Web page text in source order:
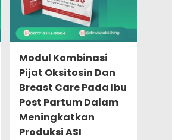
Modul Kombinasi
Pijat Oksitosin Dan
Breast Care Pada Ibu
Post Partum Dalam
Meningkatkan
Produksi ASI